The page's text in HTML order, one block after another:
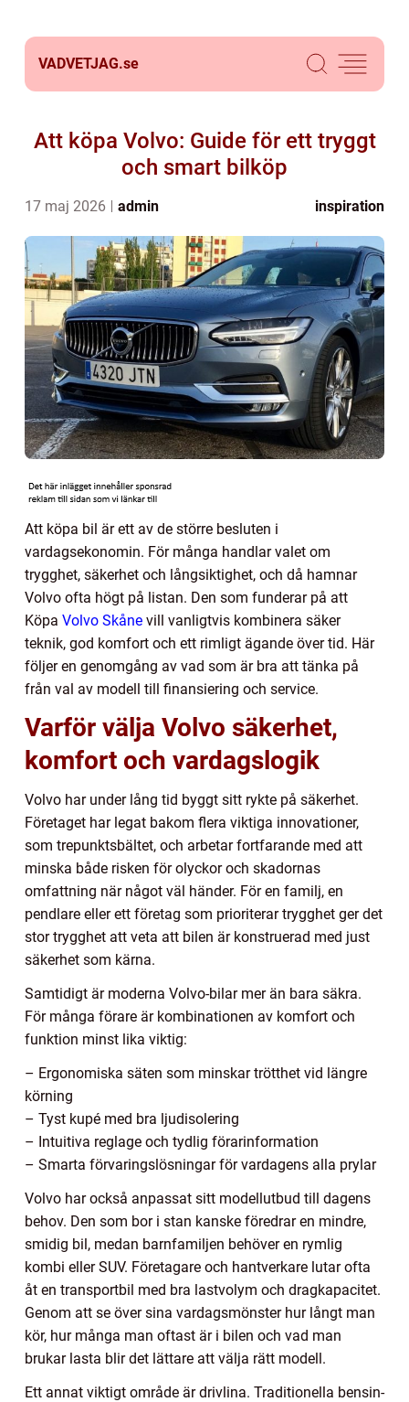
VADVETJAG.se
Att köpa Volvo: Guide för ett tryggt
och smart bilköp
17 maj 2026 admin inspiration
Att köpa bil är ett av de större besluten i
vardagsekonomin. För många handlar valet om
trygghet, säkerhet och långsiktighet, och då hamnar
Volvo ofta högt på listan. Den som funderar på att
Köpa Volvo Skåne vill vanligtvis kombinera säker
teknik, god komfort och ett rimligt ägande över tid. Här
följer en genomgång av vad som är bra att tänka på
från val av modell till finansiering och service.
Varför välja Volvo säkerhet,
komfort och vardagslogik
Volvo har under lång tid byggt sitt rykte på säkerhet.
Företaget har legat bakom flera viktiga innovationer,
som trepunktsbältet, och arbetar fortfarande med att
minska både risken för olyckor och skadornas
omfattning när något väl händer. För en familj, en
pendlare eller ett företag som prioriterar trygghet ger det
stor trygghet att veta att bilen är konstruerad med just
säkerhet som kärna.
Samtidigt är moderna Volvo-bilar mer än bara säkra.
För många förare är kombinationen av komfort och
funktion minst lika viktig:
– Ergonomiska säten som minskar trötthet vid längre
körning
– Tyst kupé med bra ljudisolering
– Intuitiva reglage och tydlig förarinformation
– Smarta förvaringslösningar för vardagens alla prylar
Volvo har också anpassat sitt modellutbud till dagens
behov. Den som bor i stan kanske föredrar en mindre,
smidig bil, medan barnfamiljen behöver en rymlig
kombi eller SUV. Företagare och hantverkare lutar ofta
åt en transportbil med bra lastvolym och dragkapacitet.
Genom att se över sina vardagsmönster hur långt man
kör, hur många man oftast är i bilen och vad man
brukar lasta blir det lättare att välja rätt modell.
Ett annat viktigt område är drivlina. Traditionella bensin-